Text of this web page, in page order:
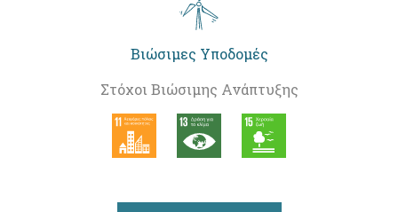
Βιώσιμες Υποδομές
Στόχοι Βιώσιμης Ανάπτυξης